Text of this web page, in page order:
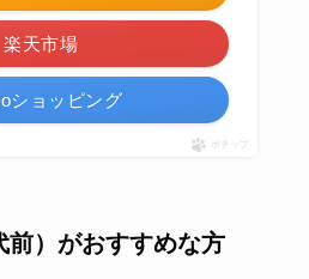
楽天市場
ショッピング
ポチップ
前）がおすすめな方